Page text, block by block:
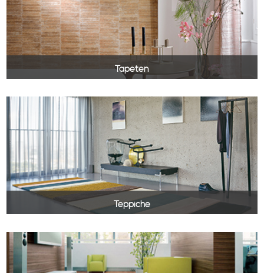
Tapeten
setzen Sie Ihre Wände perfekt in
Szene.
Wir führen Tapeten von Farrow and Ball, Cole and
Son, Elitis, Designers Guild, Osborn and Little, u.v.m.
Teppiche
Filzteppiche. Zu schön, um sie mit
Füßen zu treten.
Unser Angebot umfasst verschiedenste Teppiche. Von